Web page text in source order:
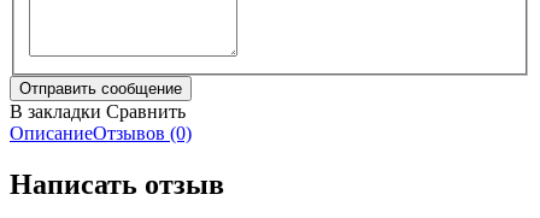
В закладки Сравнить
ОписаниеОтзывов (0)
Написать отзыв